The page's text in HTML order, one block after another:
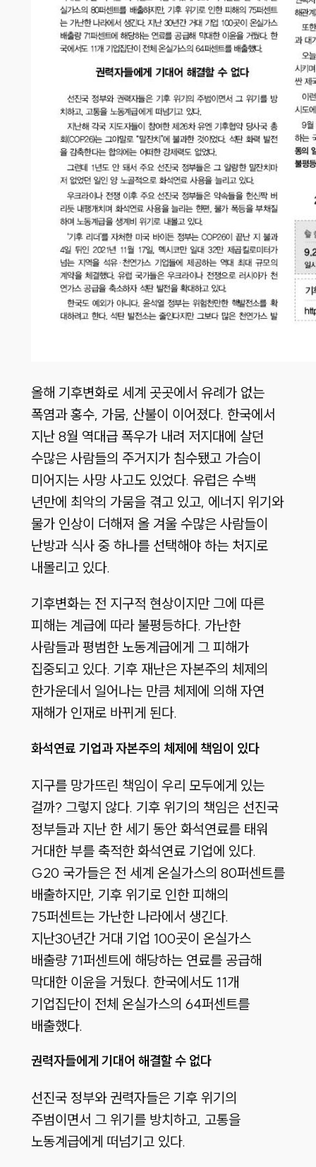
올해 기후변화로 세계 곳곳에서 유례가 없는
폭염과 홍수, 가뭄, 산불이 이어졌다. 한국에서
지난 8월 역대급 폭우가 내려 저지대에 살던
수많은 사람들의 주거지가 침수됐고 가슴이
미어지는 사망 사고도 있었다. 유럽은 수백
년만에 최악의 가뭄을 겪고 있고, 에너지 위기와
물가 인상이 더해져 올 겨울 수많은 사람들이
난방과 식사 중 하나를 선택해야 하는 처지로
내몰리고 있다.
기후변화는 전 지구적 현상이지만 그에 따른
피해는 계급에 따라 불평등하다. 가난한
사람들과 평범한 노동계급에게 그 피해가
집중되고 있다. 기후 재난은 자본주의 체제의
한가운데서 일어나는 만큼 체제에 의해 자연
재해가 인재로 바뀌게 된다.
화석연료 기업과 자본주의 체제에 책임이 있다
지구를 망가뜨린 책임이 우리 모두에게 있는
걸까? 그렇지 않다. 기후 위기의 책임은 선진국
정부들과 지난 한 세기 동안 화석연료를 태워
거대한 부를 축적한 화석연료 기업에 있다.
G20 국가들은 전 세계 온실가스의 80퍼센트를
배출하지만, 기후 위기로 인한 피해의
75퍼센트는 가난한 나라에서 생긴다.
지난30년간 거대 기업 100곳이 온실가스
배출량 71퍼센트에 해당하는 연료를 공급해
막대한 이윤을 거뒀다. 한국에서도 11개
기업집단이 전체 온실가스의 64퍼센트를
배출했다.
권력자들에게 기대어 해결할 수 없다
선진국 정부와 권력자들은 기후 위기의
주범이면서 그 위기를 방치하고, 고통을
노동계급에게 떠넘기고 있다.